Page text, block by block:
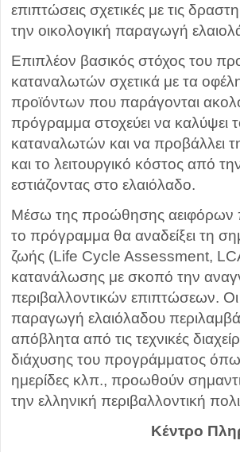
επιπτώσεις σχετικές με τις
την οικολογική παραγωγή
Επιπλέον βασικός στόχος του
καταναλωτών σχετικά με τα
προϊόντων που παράγονται
πρόγραμμα στοχεύει να
καταναλωτών και να προβάλλει
και το λειτουργικό κόστος από
εστιάζοντας στο ελαιόλαδο.
Μέσω της προώθησης αειφόρων
το πρόγραμμα θα αναδείξει τη
ζωής (Life Cycle Assessment,
κατανάλωσης με σκοπό την
περιβαλλοντικών επιπτώσεων.
παραγωγή ελαιόλαδου
απόβλητα από τις τεχνικές
διάχυσης του προγράμματος
ημερίδες κλπ., προωθούν
την ελληνική περιβαλλοντική
Κέντρο